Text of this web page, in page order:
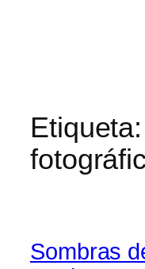
Etiqueta:
Sombras